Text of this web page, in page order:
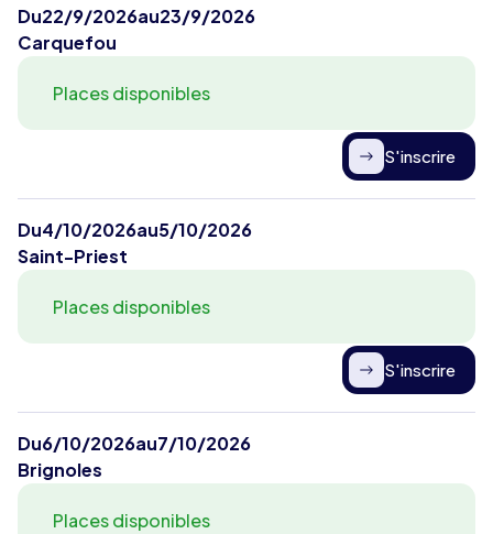
Du22/9/2026au23/9/2026
Carquefou
Places disponibles
S'inscrire
Du4/10/2026au5/10/2026
Saint-Priest
Places disponibles
S'inscrire
Du6/10/2026au7/10/2026
Brignoles
Places disponibles